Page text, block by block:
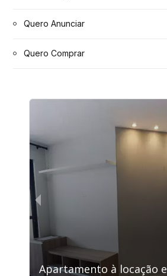
Quero Anunciar
Quero Comprar